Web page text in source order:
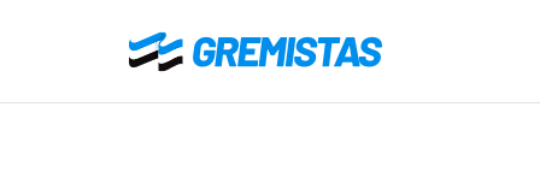
o
Gremistas